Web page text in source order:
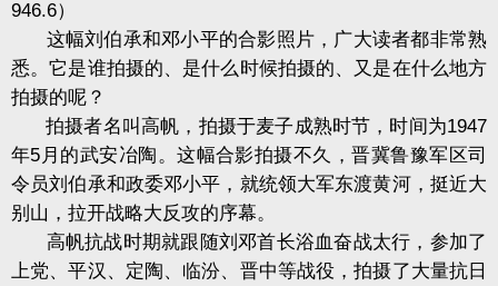
946.6）
这幅刘伯承和邓小平的合影照片，广大读者都非常熟
悉。它是谁拍摄的、是什么时候拍摄的、又是在什么地方
拍摄的呢？
拍摄者名叫高帆，拍摄于麦子成熟时节，时间为1947
年5月的武安冶陶。这幅合影拍摄不久，晋冀鲁豫军区司
令员刘伯承和政委邓小平，就统领大军东渡黄河，挺近大
别山，拉开战略大反攻的序幕。
高帆抗战时期就跟随刘邓首长浴血奋战太行，参加了
上党、平汉、定陶、临汾、晋中等战役，拍摄了大量抗日